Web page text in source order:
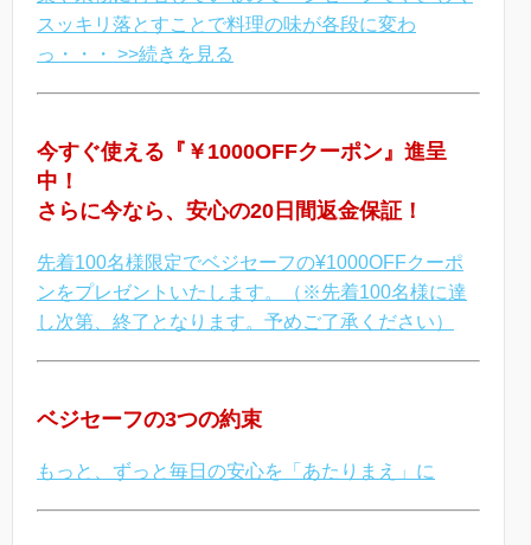
スッキリ落とすことで料理の味が各段に変わ
っ・・・ >>続きを見る
今すぐ使える『￥1000OFFクーポン』進呈
中！
さらに今なら、安心の20日間返金保証！
先着100名様限定でベジセーフの¥1000OFFクーポ
ンをプレゼントいたします。（※先着100名様に達
し次第、終了となります。予めご了承ください）
ベジセーフの3つの約束
もっと、ずっと毎日の安心を「あたりまえ」に